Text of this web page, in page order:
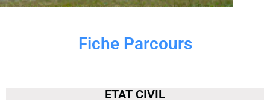
Fiche Parcours
ETAT CIVIL